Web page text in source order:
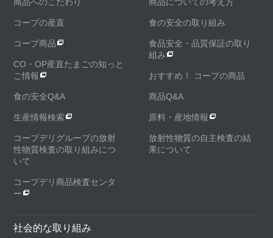
コープの産直 食の安全の取り組み
コープ商品
食品安全・品質保証の取り
組み
CO・OP産直たまごの知っと
こ情報
おすすめ！ コープの商品
食の安全Q&A 商品Q&A
生産情報検索 原料・産地情報
コープデリグループの放射
性物質検査の取り組みにつ
いて
放射性物質の自主検査の結
果について
コープデリ商品検査センタ
ー
社会的な取り組み